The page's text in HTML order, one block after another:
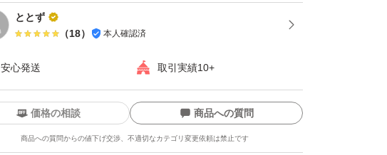
ととず
（18） 本人確認済
安心発送 取引実績10+
価格の相談 商品への質問
商品への質問からの値下げ交渉、不適切なカテゴリ変更依頼は禁止です